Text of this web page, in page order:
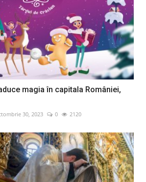
magia în capitala României,
30, 2023 0 2120